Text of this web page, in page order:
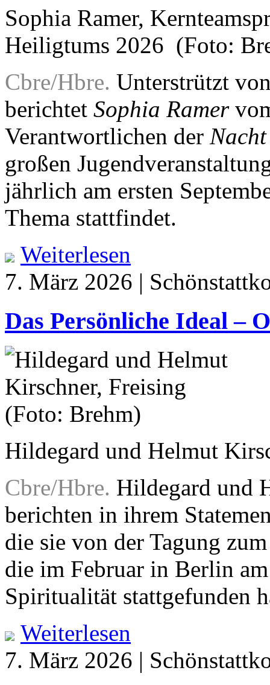
Sophia Ramer,
Heiligtums 2026 (Foto:
Cbre/Hbre. Unterstrützt
berichtet Sophia Ramer
Verantwortlichen der
großen
jährlich am ersten
Thema stattfindet.
Weiterlesen
7. März 2026 |
Das Persönliche Ideal –
Hildegard und Helmut
Cbre/Hbre. Hildegard und
berichten in ihrem
die sie von der Tagung
die im Februar in Berlin
Spiritualität stattgefunden
Weiterlesen
7. März 2026 |